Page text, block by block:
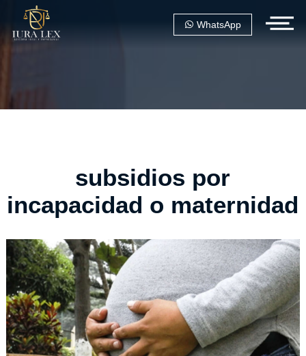
WhatsApp
subsidios por
incapacidad o maternidad